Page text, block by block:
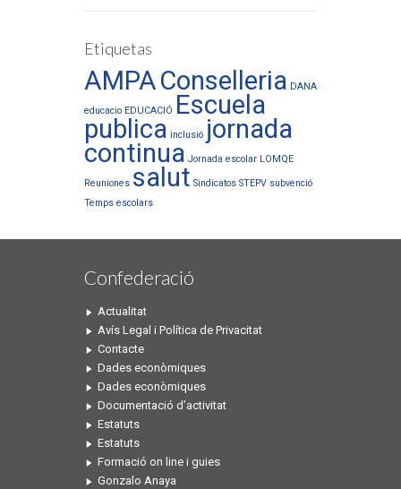
Etiquetas
AMPAConselleria DANA
educacio EDUCACIÓ Escuela
publica inclusió jornada
continua Jornada escolar LOMQE
Reuniones salut Sindicatos STEPV subvenció
Temps escolars
Confederació
Actualitat
Avís Legal i Política de Privacitat
Contacte
Dades econòmiques
Dades econòmiques
Documentació d’activitat
Estatuts
Estatuts
Formació on line i guies
Gonzalo Anaya